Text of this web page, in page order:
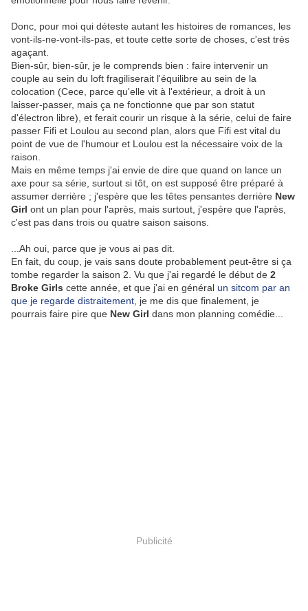
Donc, pour moi qui déteste autant les histoires de romances, les
vont-ils-ne-vont-ils-pas, et toute cette sorte de choses, c'est très
agaçant.
Bien-sûr, bien-sûr, je le comprends bien : faire intervenir un
couple au sein du loft fragiliserait l'équilibre au sein de la
colocation (Cece, parce qu'elle vit à l'extérieur, a droit à un
laisser-passer, mais ça ne fonctionne que par son statut
d'électron libre), et ferait courir un risque à la série, celui de faire
passer Fifi et Loulou au second plan, alors que Fifi est vital du
point de vue de l'humour et Loulou est la nécessaire voix de la
raison.
Mais en même temps j'ai envie de dire que quand on lance un
axe pour sa série, surtout si tôt, on est supposé être préparé à
assumer derrière ; j'espère que les têtes pensantes derrière New
Girl ont un plan pour l'après, mais surtout, j'espère que l'après,
c'est pas dans trois ou quatre saison saisons.
...Ah oui, parce que je vous ai pas dit.
En fait, du coup, je vais sans doute probablement peut-être si ça
tombe regarder la saison 2. Vu que j'ai regardé le début de 2
Broke Girls cette année, et que j'ai en général un sitcom par an
que je regarde distraitement , je me dis que finalement, je
pourrais faire pire que New Girl dans mon planning comédie...
Publicité